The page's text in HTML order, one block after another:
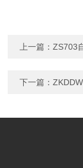
上一篇：ZS703
下一篇：